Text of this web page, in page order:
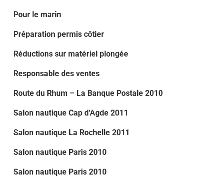
Pour le marin
Préparation permis côtier
Réductions sur matériel plongée
Responsable des ventes
Route du Rhum – La Banque Postale 2010
Salon nautique Cap d'Agde 2011
Salon nautique La Rochelle 2011
Salon nautique Paris 2010
Salon nautique Paris 2010